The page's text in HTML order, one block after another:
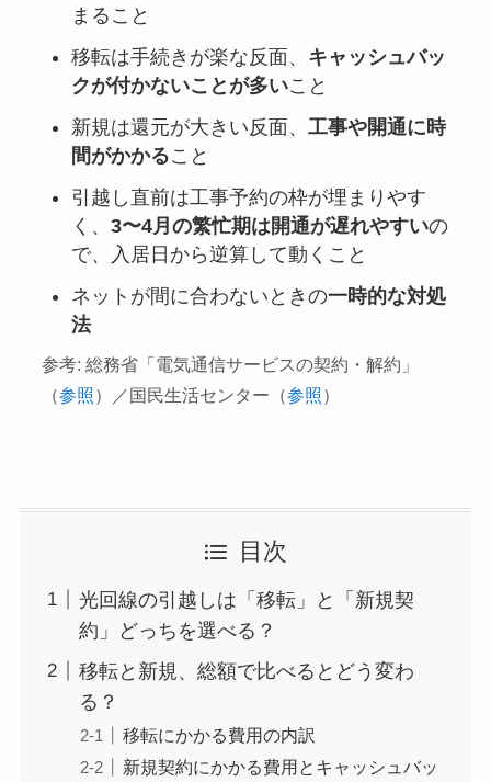
まること
移転は手続きが楽な反面、 キャッシュバッ
クが付かないことが多いこと
新規は還元が大きい反面、 工事や開通に時
間がかかること
引越し直前は工事予約の枠が埋まりやす
く、 3〜4月の繁忙期は開通が遅れやすいの
で、入居日から逆算して動くこと
ネットが間に合わないときの一時的な対処
法
参考: 総務省「電気通信サービスの契約・解約」
（参照）／国民生活センター（参照）
目次
光回線の引越しは「移転」と「新規契
約」どっちを選べる？
移転と新規、総額で比べるとどう変わ
る？
移転にかかる費用の内訳
新規契約にかかる費用とキャッシュバッ